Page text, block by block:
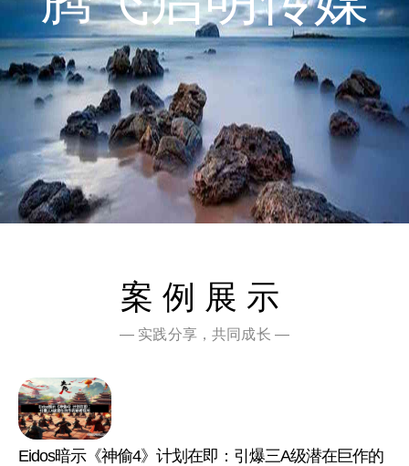
案例展示
— 实践分享，共同成长 —
Eidos暗示《神偷4》计划在即：引爆三A级潜在巨作的